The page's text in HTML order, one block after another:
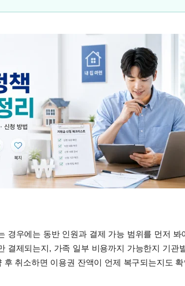
경우에는 동반 인원과 결제 가능 범위를 먼저 봐
결제되는지, 가족 일부 비용까지 가능한지 기관
후 취소하면 이용권 잔액이 언제 복구되는지도